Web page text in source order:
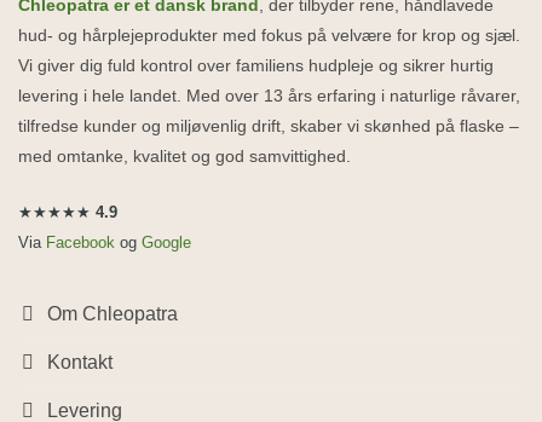
Chleopatra er et dansk brand , der tilbyder rene, håndlavede
hud- og hårplejeprodukter med fokus på velvære for krop og sjæl.
Vi giver dig fuld kontrol over familiens hudpleje og sikrer hurtig
levering i hele landet. Med over 13 års erfaring i naturlige råvarer,
tilfredse kunder og miljøvenlig drift, skaber vi skønhed på flaske –
med omtanke, kvalitet og god samvittighed.
★★★★★ 4.9
Via Facebook og Google
Om Chleopatra
Kontakt
Levering